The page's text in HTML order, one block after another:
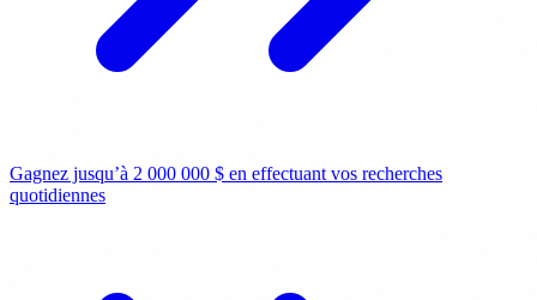
Gagnez jusqu’à 2 000 000 $ en effectuant vos recherches
quotidiennes